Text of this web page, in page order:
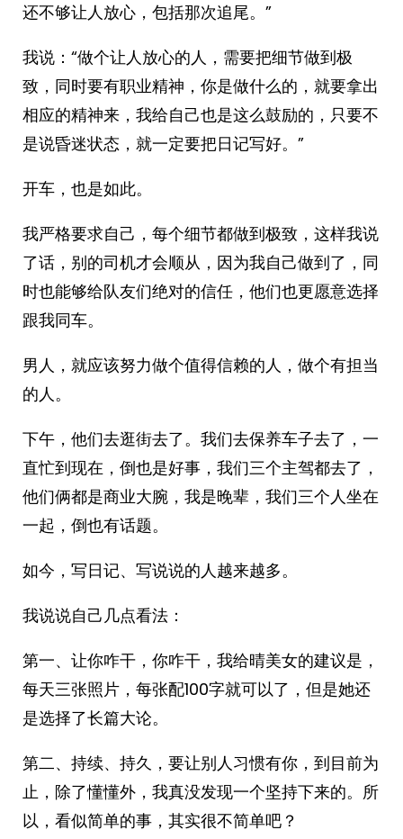
还不够让人放心，包括那次追尾。”
我说：“做个让人放心的人，需要把细节做到极
致，同时要有职业精神，你是做什么的，就要拿出
相应的精神来，我给自己也是这么鼓励的，只要不
是说昏迷状态，就一定要把日记写好。”
开车，也是如此。
我严格要求自己，每个细节都做到极致，这样我说
了话，别的司机才会顺从，因为我自己做到了，同
时也能够给队友们绝对的信任，他们也更愿意选择
跟我同车。
男人，就应该努力做个值得信赖的人，做个有担当
的人。
下午，他们去逛街去了。我们去保养车子去了，一
直忙到现在，倒也是好事，我们三个主驾都去了，
他们俩都是商业大腕，我是晚辈，我们三个人坐在
一起，倒也有话题。
如今，写日记、写说说的人越来越多。
我说说自己几点看法：
第一、让你咋干，你咋干，我给晴美女的建议是，
每天三张照片，每张配100字就可以了，但是她还
是选择了长篇大论。
第二、持续、持久，要让别人习惯有你，到目前为
止，除了懂懂外，我真没发现一个坚持下来的。所
以，看似简单的事，其实很不简单吧？